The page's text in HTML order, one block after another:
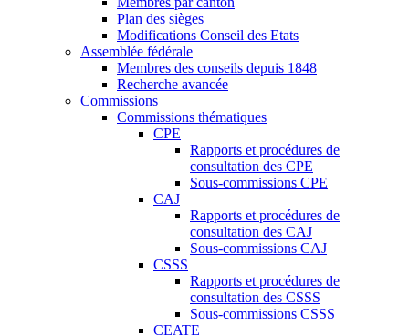
Plan des sièges
Modifications Conseil des Etats
Assemblée fédérale
Membres des conseils depuis 1848
Recherche avancée
Commissions
Commissions thématiques
CPE
Rapports et procédures de
consultation des CPE
Sous-commissions CPE
CAJ
Rapports et procédures de
consultation des CAJ
Sous-commissions CAJ
CSSS
Rapports et procédures de
consultation des CSSS
Sous-commissions CSSS
CEATE